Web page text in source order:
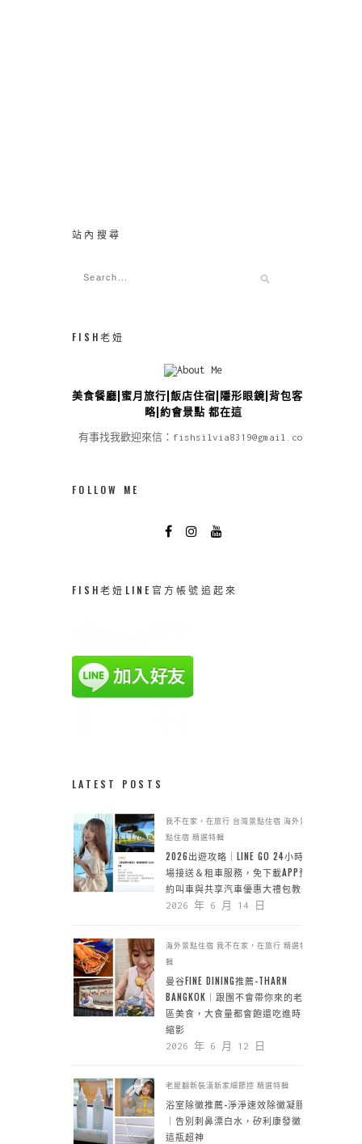
站內搜尋
FISH老妞
美食餐廳|蜜月旅行|飯店住宿|隱形眼鏡|背包客攻
略|約會景點 都在這
有事找我歡迎來信：fishsilvia8319@gmail.com
FOLLOW ME
FISH老妞LINE官方帳號追起來
LATEST POSTS
我不在家，在旅行 台灣景點住宿 海外景
點住宿 精選特輯
2026出遊攻略｜LINE GO 24小時機
場接送＆租車服務，免下載APP預
約叫車與共享汽車優惠大禮包教學
2026 年 6 月 14 日
海外景點住宿 我不在家，在旅行 精選特
輯
曼谷FINE DINING推薦-THARN
BANGKOK｜跟團不會帶你來的老城
區美食，大食量都會飽還吃進時空
縮影
2026 年 6 月 12 日
老屋翻新裝潢新家細節控 精選特輯
浴室除黴推薦-淨淨速效除黴凝膠
｜告別刺鼻漂白水，矽利康發黴靠
這瓶超神